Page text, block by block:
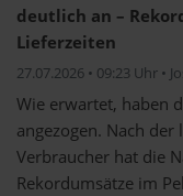
deutlich an –
Lieferzeiten
27.07.2026 • 09:23 Uhr •
Wie erwartet, haben
angezogen. Nach
Verbraucher hat die
Rekordumsätze im